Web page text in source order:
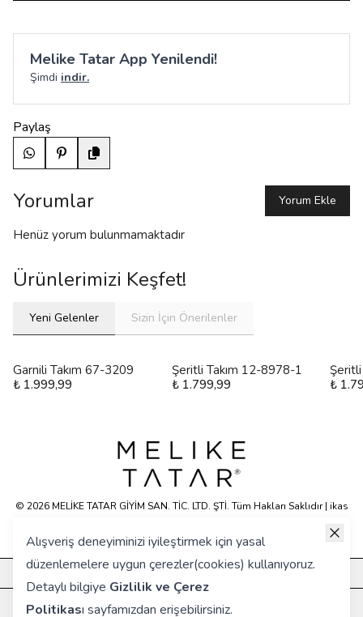
Alışveriş deneyiminizi iyileştirmek için yasal
düzenlemelere uygun çerezler(cookies) kullanıyoruz.
Detaylı bilgiye Gizlilik ve Çerez
Politikası sayfamızdan erişebilirsiniz.
Melike Tatar App Yenilendi!
Şimdi indir.
Paylaş
Yorumlar Yorum Ekle
Henüz yorum bulunmamaktadır
Ürünlerimizi Keşfet!
Yeni Gelenler Sizin İçin Önerilenler
Garnili Takım 67-3209
₺ 1.999,99
Şeritli Takım 12-8978-1
₺ 1.799,99
₺
KURUMSAL
HIZLI ERİŞİM
© 2026 MELİKE TATAR GİYİM SAN. TİC. LTD. ŞTİ. Tüm Hakları Saklıdır | ikas